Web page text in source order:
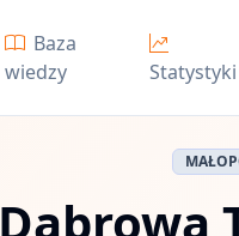
Baza
wiedzy
Statystyki
Dąbrowa